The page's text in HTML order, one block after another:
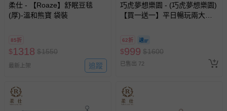
柔仕 - 【Roaze】舒眠豆毯
(厚)-溫和熊寶 袋裝
85折
$1318 $1550
最新上架 追蹤
巧虎夢想樂園 - (巧虎夢想樂園)
【買一送一】平日暢玩兩大一
券使用
62折
$999 $1600
已售出 72